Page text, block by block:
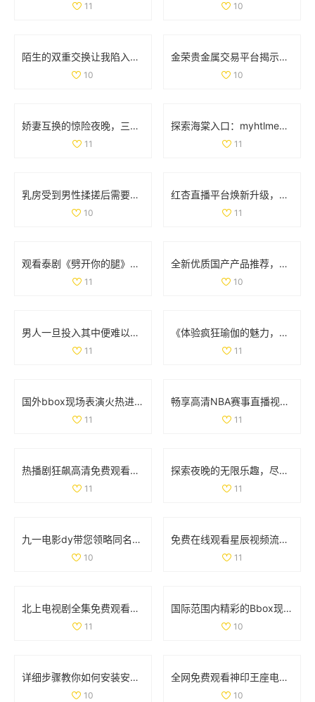
11 10
陌生的双重交换让我陷入情欲的漩涡与迷惘之中
10
金荣贵金属交易平台揭示投资机会与市场动态的重要性
10
娇妻互换的惊险夜晚，三次高潮带来的情感交织与冲击
11
探索海棠入口：myhtlmebook免费下载与使用指南
11
乳房受到男性揉搓后需要多久才能恢复正常状态和形态
10
红杏直播平台焕新升级，带你体验全新互动直播乐趣
11
观看泰剧《劈开你的腿》全剧免费观看的新途径分享与推荐
11
全新优质国产产品推荐，尽享品质与性价比之选
10
男人一旦投入其中便难以自控的心理与情感探讨
11
《体验疯狂瑜伽的魅力，感受身心灵的极致放松与平衡》
11
国外bbox现场表演火热进行中 引领音乐潮流新风尚
11
畅享高清NBA赛事直播视频资源随时免费观看的全方位指南
11
热播剧狂飙高清免费观看，尽享剧情与画面双重盛宴
11
探索夜晚的无限乐趣，尽享深夜狂欢的激情与快乐
11
九一电影dy带您领略同名作品的全新视角与精彩故事
10
免费在线观看星辰视频流媒体平台的精彩内容与影视作品
11
北上电视剧全集免费观看，尽享1到40集精彩剧情与角色魅力
11
国际范围内精彩的Bbox现场音乐表演大揭秘，感受独特魅力
10
详细步骤教你如何安装安卓手机系统九个一版完美升级
10
全网免费观看神印王座电视剧全集精彩内容解析与观看攻略
10